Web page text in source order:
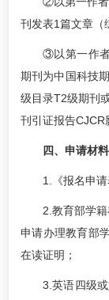
刊发表1篇文章（
③以第一作
期刊为中国科技
级目录T2级期刊
刊引证报告CJCR
四、申请材料
1.《报名申
2.教育部学
申请办理教育部
在读证明；
3.英语四级